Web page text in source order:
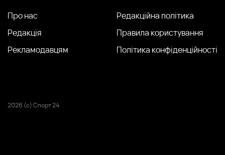
Про нас
Редакція
Рекламодавцям
Редакційна політика
Правила користування
Політика конфіденційності
2026 (с) Спорт 24